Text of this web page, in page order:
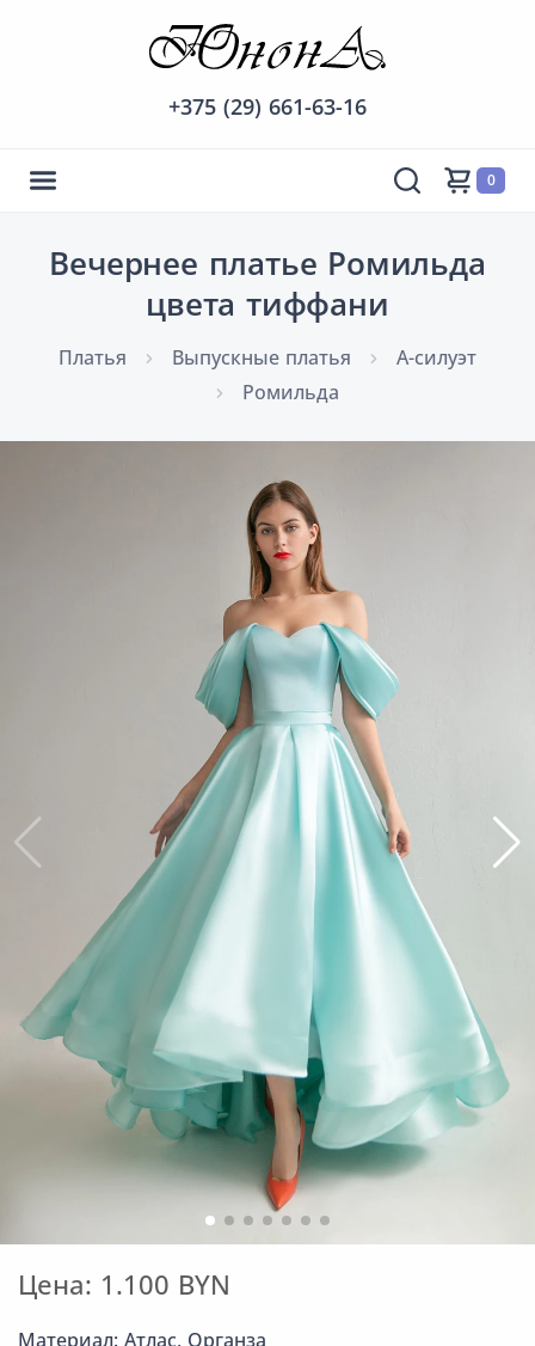
+375 (29) 661-63-16
0
Вечернее платье Ромильда
цвета тиффани
Платья Выпускные платья
А-силуэт
Ромильда
Цена: 1.100 BYN
Материал: Атлас, Органза